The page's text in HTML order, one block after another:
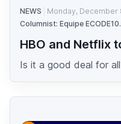
NEWS
Monday, December
Columnist: Equipe
HBO and Netflix
Is it a good deal for